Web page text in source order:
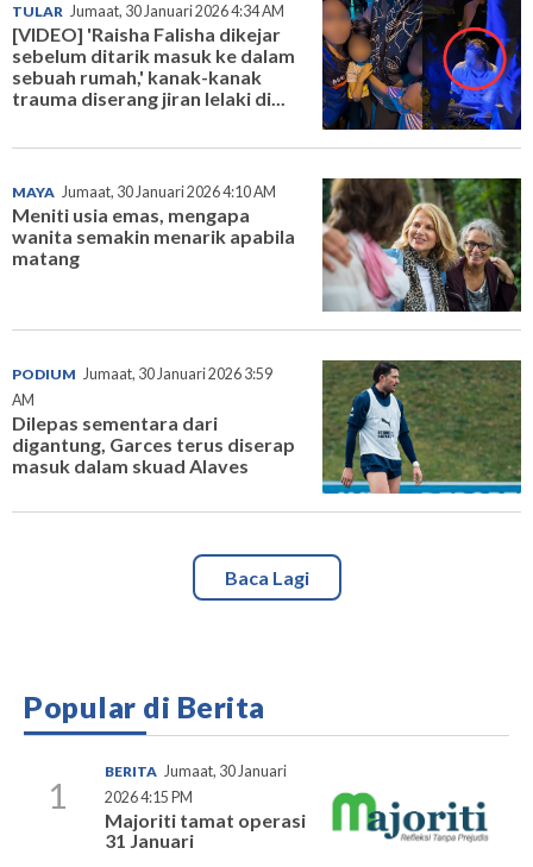
TULAR Jumaat, 30 Januari 2026 4:34 AM
[VIDEO] 'Raisha Falisha dikejar
sebelum ditarik masuk ke dalam
sebuah rumah,' kanak-kanak
trauma diserang jiran lelaki di...
MAYA Jumaat, 30 Januari 2026 4:10 AM
Meniti usia emas, mengapa
wanita semakin menarik apabila
matang
PODIUM Jumaat, 30 Januari 2026 3:59
AM
Dilepas sementara dari
digantung, Garces terus diserap
masuk dalam skuad Alaves
Baca Lagi
Popular di Berita
1
BERITA Jumaat, 30 Januari
2026 4:15 PM
Majoriti tamat operasi
31 Januari